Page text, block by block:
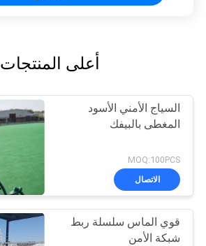
أعلى المنتجات
السياج الأمني الأسود
المغطى بالبيفك
MOQ:100PCS
الاتصال
قوي الماس سلسلة ربط
شبكة الأمن